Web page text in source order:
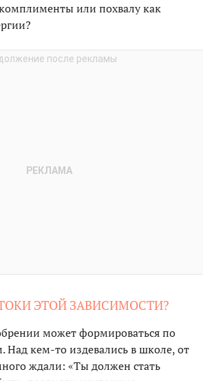
или похвалу как
ЭТОЙ ЗАВИСИМОСТИ?
может формироваться по
кем-то издевались в школе, от
ждали: «Ты должен стать